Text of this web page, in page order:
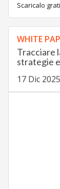
Scaricalo
WHITE
Tracciare
strategie
17 Dic 2025